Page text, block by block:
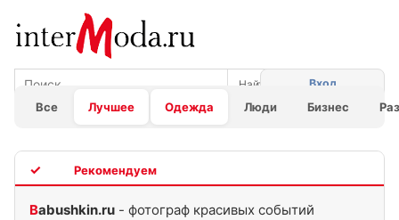
Все Лучшее Одежда Люди Бизнес
Вход
Babushkin.ru - фотограф красивых событий